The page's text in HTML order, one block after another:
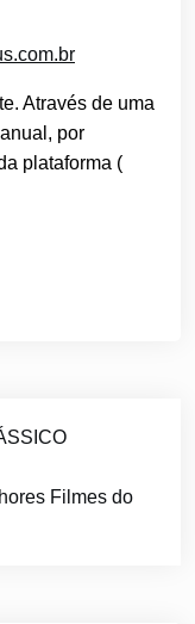
Através de uma
por
plataforma (
Filmes do